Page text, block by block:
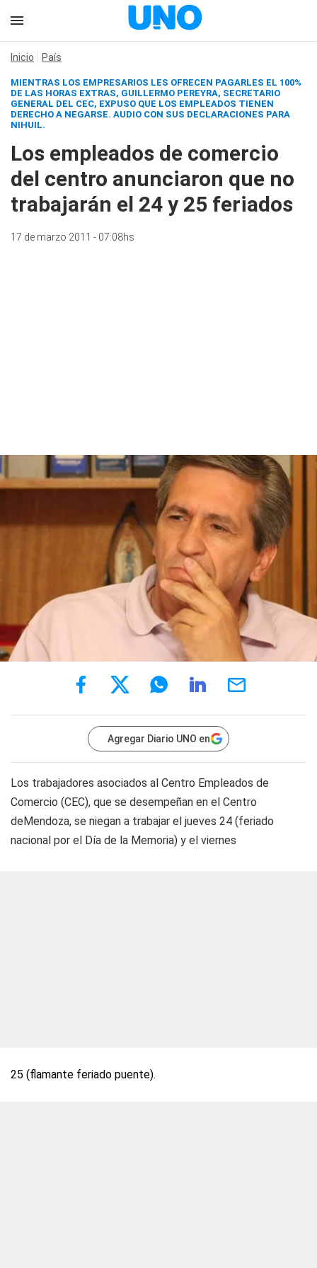
Inicio País
MIENTRAS LOS EMPRESARIOS LES OFRECEN PAGARLES EL 100%
DE LAS HORAS EXTRAS, GUILLERMO PEREYRA, SECRETARIO
GENERAL DEL CEC, EXPUSO QUE LOS EMPLEADOS TIENEN
DERECHO A NEGARSE. AUDIO CON SUS DECLARACIONES PARA
NIHUIL.
Los empleados de comercio
del centro anunciaron que no
trabajarán el 24 y 25 feriados
17 de marzo 2011 - 07:08hs
Agregar Diario UNO en
Los trabajadores asociados al Centro Empleados de
Comercio (CEC), que se desempeñan en el Centro
deMendoza, se niegan a trabajar el jueves 24 (feriado
nacional por el Día de la Memoria) y el viernes
25 (flamante feriado puente).